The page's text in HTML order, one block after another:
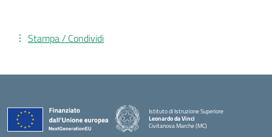
Stampa / Condividi
Istituto di Istruzione Superiore
Leonardo da Vinci
Civitanova Marche (MC)